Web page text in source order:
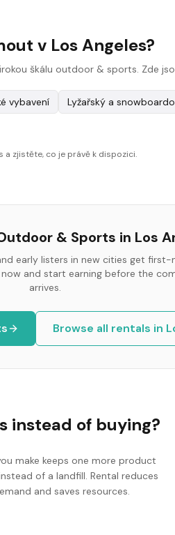
v Los Angeles?
škálu outdoor & sports. Zde
vybavení Lyžařský a
a zjistěte, co je právě k dispozici.
& Sports in Los
early listers in new cities get first-
and start earning before the
arrives.
Browse all rentals in
instead of buying?
make keeps one more product
of a landfill. Rental reduces
and saves resources.